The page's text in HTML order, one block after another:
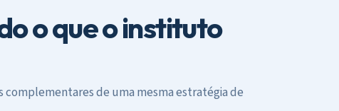
o que o instituto
de uma mesma estratégia de